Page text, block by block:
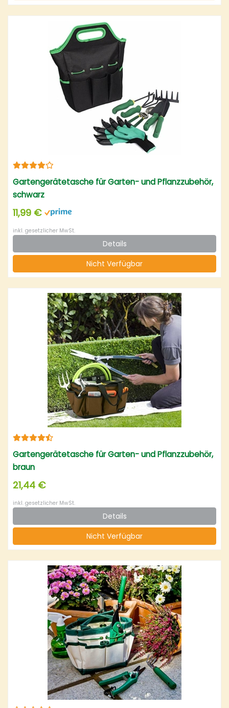
Gartengerätetasche für Garten- und Pflanzzubehör,
schwarz
11,99 €
inkl. gesetzlicher MwSt.
Details
Nicht Verfügbar
Gartengerätetasche für Garten- und Pflanzzubehör,
braun
21,44 €
inkl. gesetzlicher MwSt.
Details
Nicht Verfügbar